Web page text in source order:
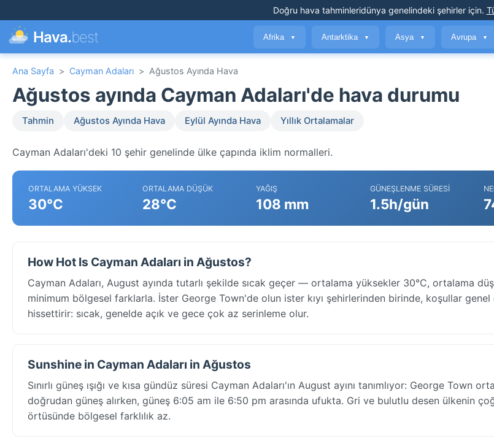
Doğru hava tahminleridünya genelindeki şehirler için.
Hava.best Afrika ▼ Antarktika ▼ Asya ▼ Avrupa ▼
Ana Sayfa > Cayman Adaları > Ağustos Ayında Hava
Ağustos ayında Cayman Adaları'de hava durumu
Tahmin Ağustos Ayında Hava Eylül Ayında Hava Yıllık Ortalamalar
Cayman Adaları'deki 10 şehir genelinde ülke çapında iklim normalleri.
ORTALAMA YÜKSEK
30°C
ORTALAMA DÜŞÜK
28°C
YAĞIŞ
108 mm
GÜNEŞLENME SÜRESI
1.5h/gün
How Hot Is Cayman Adaları in Ağustos?
Cayman Adaları, August ayında tutarlı şekilde sıcak geçer — ortalama yüksekler 30°C, ortalama
minimum bölgesel farklarla. İster George Town'de olun ister kıyı şehirlerinden birinde, koşullar genel
hissettirir: sıcak, genelde açık ve gece çok az serinleme olur.
Sunshine in Cayman Adaları in Ağustos
Sınırlı güneş ışığı ve kısa gündüz süresi Cayman Adaları'ın August ayını tanımlıyor: George Town
doğrudan güneş alırken, güneş 6:05 am ile 6:50 pm arasında ufukta. Gri ve bulutlu desen ülkenin
örtüsünde bölgesel farklılık az.